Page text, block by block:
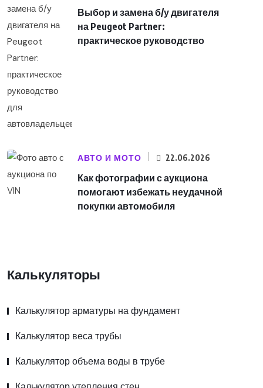
Выбор и замена б/у двигателя
на Peugeot Partner:
практическое руководство
АВТО И МОТО 22.06.2026
Как фотографии с аукциона
помогают избежать неудачной
покупки автомобиля
Калькуляторы
Калькулятор арматуры на фундамент
Калькулятор веса трубы
Калькулятор объема воды в трубе